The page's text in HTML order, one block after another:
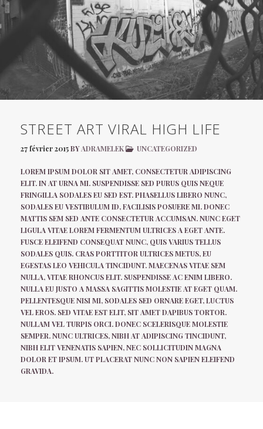
STREET ART VIRAL HIGH LIFE
27 février 2015BYADRAMELEK UNCATEGORIZED
LOREM IPSUM DOLOR SIT AMET, CONSECTETUR ADIPISCING
ELIT. IN AT URNA MI. SUSPENDISSE SED PURUS QUIS NEQUE
FRINGILLA SODALES EU SED EST. PHASELLUS LIBERO NUNC,
SODALES EU VESTIBULUM ID, FACILISIS POSUERE MI. DONEC
MATTIS SEM SED ANTE CONSECTETUR ACCUMSAN. NUNC EGET
LIGULA VITAE LOREM FERMENTUM ULTRICES A EGET ANTE.
FUSCE ELEIFEND CONSEQUAT NUNC, QUIS VARIUS TELLUS
SODALES QUIS. CRAS PORTTITOR ULTRICES METUS, EU
EGESTAS LEO VEHICULA TINCIDUNT. MAECENAS VITAE SEM
NULLA, VITAE RHONCUS ELIT. SUSPENDISSE AC ENIM LIBERO.
NULLA EU JUSTO A MASSA SAGITTIS MOLESTIE AT EGET QUAM.
PELLENTESQUE NISI MI, SODALES SED ORNARE EGET, LUCTUS
VEL EROS. SED VITAE EST ELIT, SIT AMET DAPIBUS TORTOR.
NULLAM VEL TURPIS ORCI. DONEC SCELERISQUE MOLESTIE
SEMPER. NUNC ULTRICES, NIBH AT ADIPISCING TINCIDUNT,
NIBH ELIT VENENATIS SAPIEN, NEC SOLLICITUDIN MAGNA
DOLOR ET IPSUM. UT PLACERAT NUNC NON SAPIEN ELEIFEND
GRAVIDA.